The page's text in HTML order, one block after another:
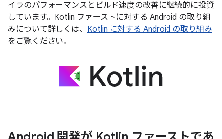
イラのパフォーマンスとビルド速度の改善に継続的に投資
しています。Kotlin ファーストに対する Android の取り組
みについて詳しくは、 Kotlin に対する Android の取り組み
をご覧ください。